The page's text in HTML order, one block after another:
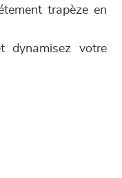
trapèze en
dynamisez votre